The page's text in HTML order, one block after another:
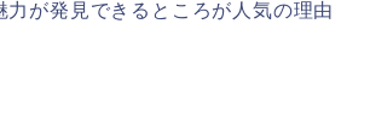
力が発見できるところが人気の理由